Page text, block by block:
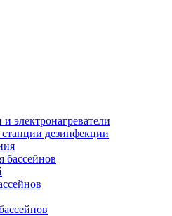
электронагреватели
дезинфекции
бассейнов